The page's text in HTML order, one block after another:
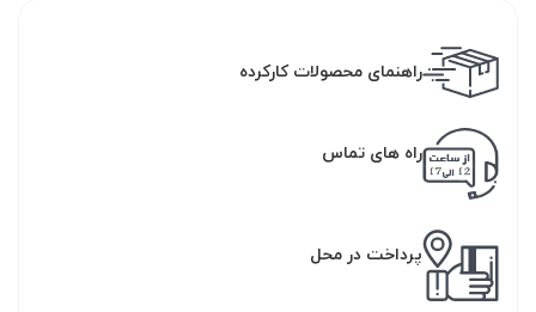
راهنمای محصولات کارکرده
راه های تماس
پرداخت در محل